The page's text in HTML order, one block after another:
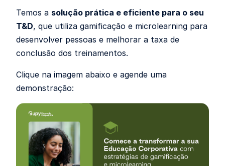
Temos a solução prática e eficiente para o seu
T&D, que utiliza gamificação e microlearning para
desenvolver pessoas e melhorar a taxa de
conclusão dos treinamentos.
Clique na imagem abaixo e agende uma
demonstração: